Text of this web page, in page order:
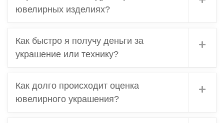
Оцениваете ли вы драгоценные камни в
Как быстро я получу деньги за
Как долго происходит оценка